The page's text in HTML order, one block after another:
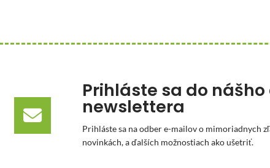
Prihláste sa do
newslettera
Prihláste sa na odber e-mailov o mimoriadnych
novinkách, a ďalších možnostiach ako ušetriť.